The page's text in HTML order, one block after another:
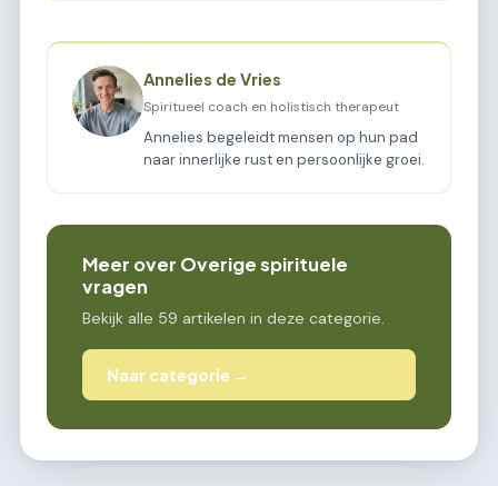
Annelies de Vries
Spiritueel coach en holistisch therapeut
Annelies begeleidt mensen op hun pad
naar innerlijke rust en persoonlijke groei.
Meer over Overige spirituele
vragen
Bekijk alle 59 artikelen in deze categorie.
Naar categorie →